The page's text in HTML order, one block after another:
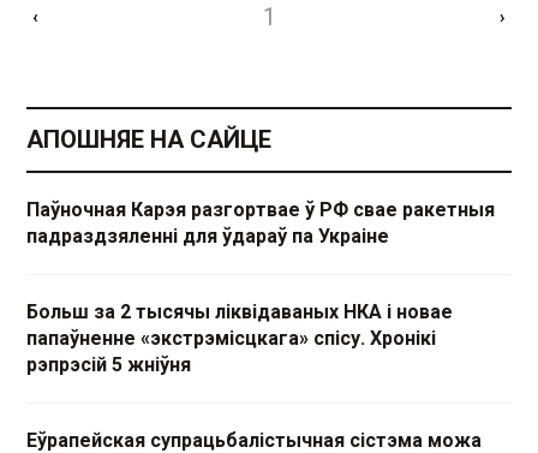
‹ 1 ›
АПОШНЯЕ НА САЙЦЕ
Паўночная Карэя разгортвае ў РФ свае ракетныя
падраздзяленні для ўдараў па Украіне
Больш за 2 тысячы ліквідаваных НКА і новае
папаўненне «экстрэмісцкага» спісу. Хронікі
рэпрэсій 5 жніўня
Еўрапейская супрацьбалістычная сістэма можа